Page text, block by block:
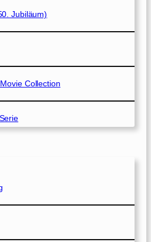
Jubiläum)
Collection